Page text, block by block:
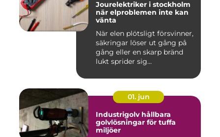
Jourelektriker i stockholm
när elproblemen inte kan
vänta
När elen plötsligt försvinner,
säkringar löser ut gång på
gång eller en skarp bränd
lukt sprider sig...
01. jun
Industrigolv hållbara
golvlösningar för tuffa
miljöer